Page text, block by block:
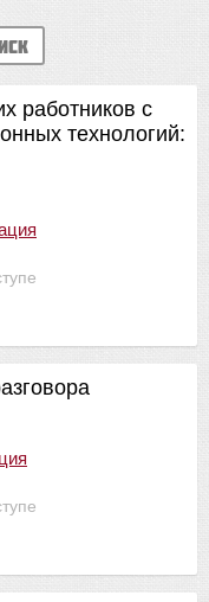
работников с
технологий: